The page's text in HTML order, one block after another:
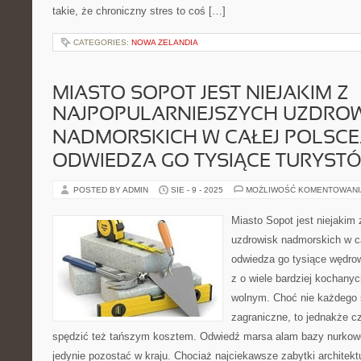
takie, że chroniczny stres to coś […]
CATEGORIES: NOWA ZELANDIA
MIASTO SOPOT JEST NIEJAKIM Z
NAJPOPULARNIEJSZYCH
NADMORSKICH W CAŁEJ
ODWIEDZA GO TYSIĄCE
POSTED BY ADMIN SIE - 9 - 2025 MOŻLIWOŚĆ
Miasto Sopot jest niejakim
uzdrowisk nadmorskich w
odwiedza go tysiące
z o wiele bardziej
wolnym. Choć nie
zagraniczne, to jednakże
spędzić też tańszym kosztem. Odwiedź marsa alam bazy
jedynie pozostać w kraju. Chociaż najciekawsze zabytki